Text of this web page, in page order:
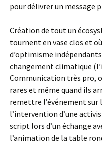
pour délivrer un message
Création de tout un
tournent en vase clos et
d’optimisme
changement climatique
Communication très pro,
rares et même quand ils
remettre l’événement sur
l’intervention d’une
script lors d’un échange
l’animation de la table